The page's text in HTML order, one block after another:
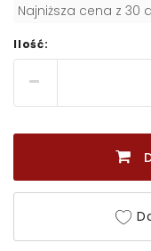
Najniższa cena z 30
Ilość: